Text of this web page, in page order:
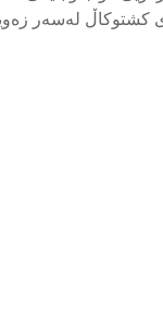
کشتوکاڵ له‌سه‌ر